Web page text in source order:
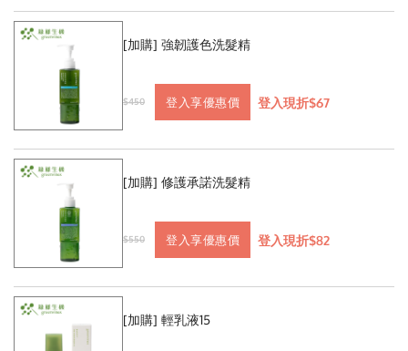
[加購] 強韌護色洗髮精
$450 登入享優惠價 登入現折$67
[加購] 修護承諾洗髮精
$550 登入享優惠價 登入現折$82
[加購] 輕乳液15